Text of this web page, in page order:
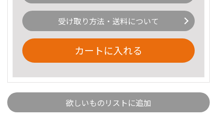
受け取り方法・送料について
カートに入れる
欲しいものリストに追加